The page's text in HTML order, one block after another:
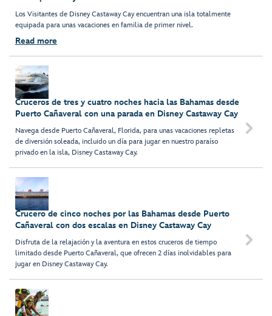
Los Visitantes de Disney Castaway Cay encuentran una isla totalmente
equipada para unas vacaciones en familia de primer nivel.
Read more
Cruceros de tres y cuatro noches hacia las Bahamas desde
Puerto Cañaveral con una parada en Disney Castaway Cay
Navega desde Puerto Cañaveral, Florida, para unas vacaciones repletas
de diversión soleada, incluido un día para jugar en nuestro paraíso
privado en la isla, Disney Castaway Cay.

Crucero de cinco noches por las Bahamas desde Puerto
Cañaveral con dos escalas en Disney Castaway Cay
Disfruta de la relajación y la aventura en estos cruceros de tiempo
limitado desde Puerto Cañaveral, que ofrecen 2 días inolvidables para
jugar en Disney Castaway Cay.
